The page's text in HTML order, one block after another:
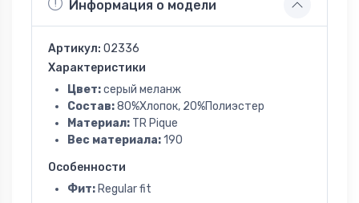
Информация о модели
Артикул: 02336
Характеристики
Цвет:серый меланж
Состав:80%Хлопок, 20%Полиэстер
Материал: TR Pique
Вес материала:190
Особенности
Фит: Regular fit